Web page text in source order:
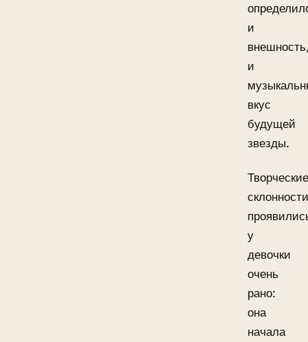
и
и
вкус
будущей
звезды.
Творческие
склонности
у
девочки
очень
рано:
она
начала